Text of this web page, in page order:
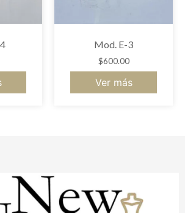
Mod. E-3
$600.00
Ver más